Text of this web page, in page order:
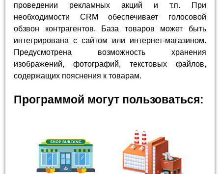
проведении рекламных акций и т.п. При
необходимости CRM обеспечивает голосовой
обзвон контрагентов. База товаров может быть
интегрирована с сайтом или интернет-магазином.
Предусмотрена возможность хранения
изображений, фотографий, текстовых файлов,
содержащих пояснения к товарам.
Программой могут пользоваться: